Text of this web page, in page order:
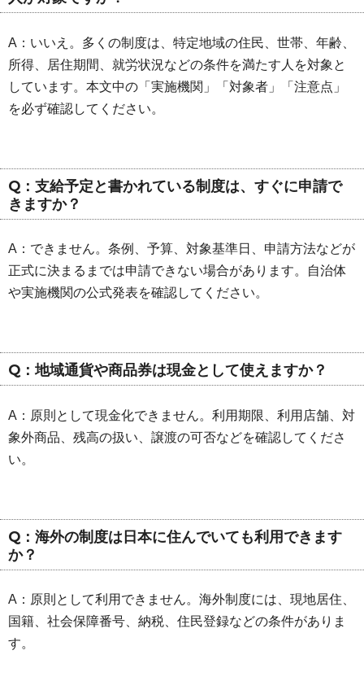
A：いいえ。多くの制度は、特定地域の住民、世帯、年齢、
所得、居住期間、就労状況などの条件を満たす人を対象と
しています。本文中の「実施機関」「対象者」「注意点」
を必ず確認してください。
Q：支給予定と書かれている制度は、すぐに申請で
きますか？
A：できません。条例、予算、対象基準日、申請方法などが
正式に決まるまでは申請できない場合があります。自治体
や実施機関の公式発表を確認してください。
Q：地域通貨や商品券は現金として使えますか？
A：原則として現金化できません。利用期限、利用店舗、対
象外商品、残高の扱い、譲渡の可否などを確認してくださ
い。
Q：海外の制度は日本に住んでいても利用できます
か？
A：原則として利用できません。海外制度には、現地居住、
国籍、社会保障番号、納税、住民登録などの条件がありま
す。